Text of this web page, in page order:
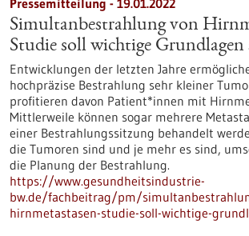
Pressemitteilung - 19.01.2022
Simultanbestrahlung von
Studie soll wichtige Grundlagen
Entwicklungen der letzten Jahre
hochpräzise Bestrahlung sehr kleiner
profitieren davon Patient*innen mit
Mittlerweile können sogar mehrere
einer Bestrahlungssitzung behandelt
die Tumoren sind und je mehr es sind,
die Planung der Bestrahlung.
https://www.gesundheitsindustrie-
bw.de/fachbeitrag/pm/
hirnmetastasen-studie-soll-wichtige-